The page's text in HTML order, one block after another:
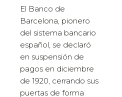
El Banco de
Barcelona, pionero
del sistema bancario
español, se declaró
en suspensión de
pagos en diciembre
de 1920, cerrando sus
puertas de forma